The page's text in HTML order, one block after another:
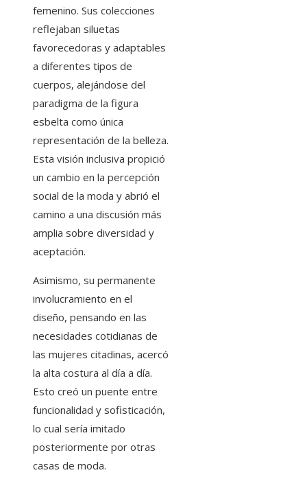
femenino. Sus colecciones
reflejaban siluetas
favorecedoras y adaptables
a diferentes tipos de
cuerpos, alejándose del
paradigma de la figura
esbelta como única
representación de la belleza.
Esta visión inclusiva propició
un cambio en la percepción
social de la moda y abrió el
camino a una discusión más
amplia sobre diversidad y
aceptación.
Asimismo, su permanente
involucramiento en el
diseño, pensando en las
necesidades cotidianas de
las mujeres citadinas, acercó
la alta costura al día a día.
Esto creó un puente entre
funcionalidad y sofisticación,
lo cual sería imitado
posteriormente por otras
casas de moda.